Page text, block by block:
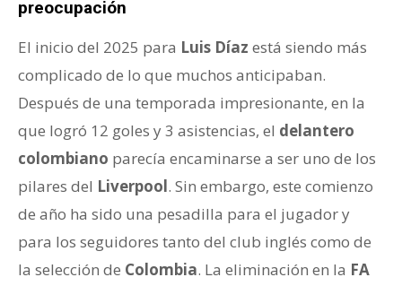
preocupación
El inicio del 2025 para Luis Díaz está siendo más
complicado de lo que muchos anticipaban.
Después de una temporada impresionante, en la
que logró 12 goles y 3 asistencias, el delantero
colombiano parecía encaminarse a ser uno de los
pilares del Liverpool. Sin embargo, este comienzo
de año ha sido una pesadilla para el jugador y
para los seguidores tanto del club inglés como de
la selección de Colombia. La eliminación en la FA